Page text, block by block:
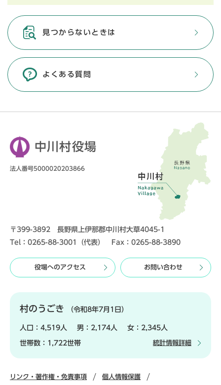
見つからないときは
よくある質問
中川村役場
法人番号5000020203866
〒399-3892 長野県上伊那郡中川村大草4045-1
Tel：0265-88-3001（代表） Fax：0265-88-3890
役場へのアクセス お問い合わせ
村のうごき （令和8年7月1日）
人口： 4,519人 男： 2,174人 女： 2,345人
世帯数： 1,722世帯 統計情報詳細
リンク・著作権・免責事項 個人情報保護